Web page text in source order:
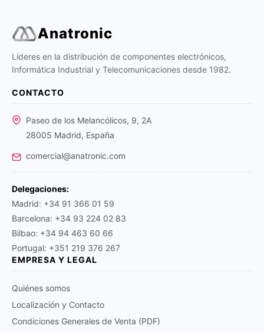
Anatronic
Líderes en la distribución de componentes electrónicos,
Informática Industrial y Telecomunicaciones desde 1982.
CONTACTO
Paseo de los Melancólicos, 9, 2A
28005 Madrid, España
comercial@anatronic.com
Delegaciones:
Madrid: +34 91 366 01 59
Barcelona: +34 93 224 02 83
Bilbao: +34 94 463 60 66
Portugal: +351 219 376 267
EMPRESA Y LEGAL
Quiénes somos
Localización y Contacto
Condiciones Generales de Venta (PDF)